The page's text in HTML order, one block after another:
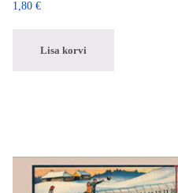
1,80 €
Lisa korvi